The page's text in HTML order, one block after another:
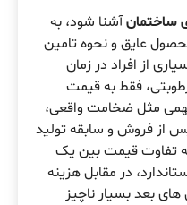
ساختمانآشنا شود، به
عایق و نحوه تامین
از افراد در زمان
فقط به قیمت
مثل ضخامت واقعی،
از فروش و سابقه تولید
تفاوت قیمت بین یک
در مقابل هزینه
بعد بسیار ناچیز